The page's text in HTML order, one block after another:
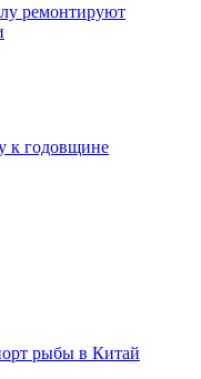
ремонтируют
к годовщине
рыбы в Китай